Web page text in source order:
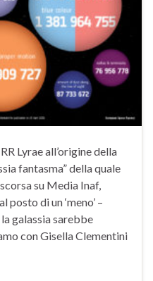
Lyrae all’origine della
fantasma” della quale
su Media Inaf,
posto di un ‘meno’ –
galassia sarebbe
con Gisella Clementini